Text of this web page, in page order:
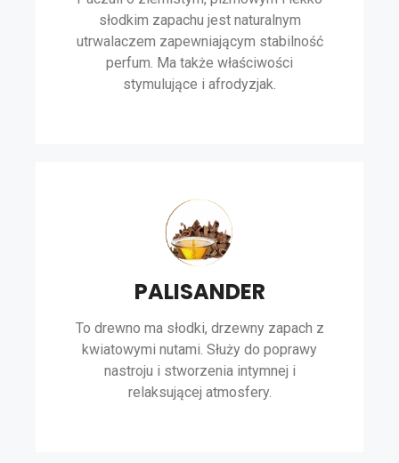
słodkim zapachu jest naturalnym
utrwalaczem zapewniającym stabilność
perfum. Ma także właściwości
stymulujące i afrodyzjak.
PALISANDER
To drewno ma słodki, drzewny zapach z
kwiatowymi nutami. Służy do poprawy
nastroju i stworzenia intymnej i
relaksującej atmosfery.